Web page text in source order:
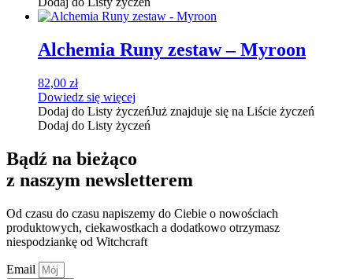
Alchemia Runy zestaw – Myroon
82,00 zł
Dowiedz się więcej
Dodaj do Listy życzeńJuż znajduje się na Liście życzeń
Dodaj do Listy życzeń
Bądź na bieżąco
z naszym newsletterem
Od czasu do czasu napiszemy do Ciebie o nowościach
produktowych, ciekawostkach a dodatkowo otrzymasz
niespodziankę od Witchcraft
Email